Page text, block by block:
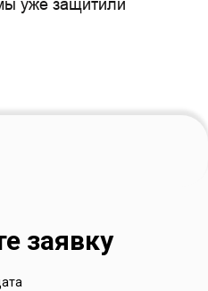
уже защитили
заявку